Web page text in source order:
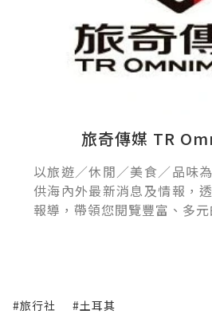
旅奇傳媒 TR
以旅遊／休閒／美食／品味
供海內外最新消息及情報，
報導，帶領您閱覽豐富、多元
#旅行社 #土耳其